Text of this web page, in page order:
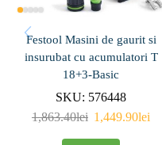
Festool Masini de gaurit si
insurubat cu acumulatori T
18+3-Basic
SKU: 576448
1,863.40lei 1,449.90lei